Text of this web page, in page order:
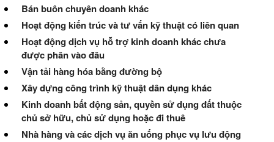
Bán buôn chuyên doanh khác
Hoạt động kiến trúc và tư vấn kỹ thuật có liên quan
Hoạt động dịch vụ hỗ trợ kinh doanh khác chưa
được phân vào đâu
Vận tải hàng hóa bằng đường bộ
Xây dựng công trình kỹ thuật dân dụng khác
Kinh doanh bất động sản, quyền sử dụng đất thuộc
chủ sở hữu, chủ sử dụng hoặc đi thuê
Nhà hàng và các dịch vụ ăn uống phục vụ lưu động